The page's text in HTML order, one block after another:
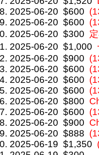
2025-06-20 $600
2025-06-20 $600
2025-06-20 $300
2025-06-20 $1,000
2025-06-20 $900
2025-06-20 $600
2025-06-20 $600
2025-06-20 $600
2025-06-20 $800
2025-06-20 $600
2025-06-20 $900
2025-06-20 $888
2025-06-19 $1,350